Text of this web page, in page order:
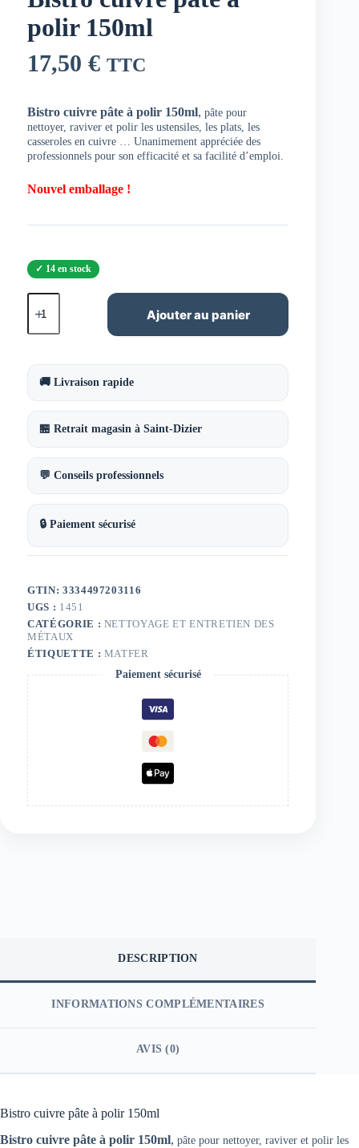
polir 150ml
17,50 € TTC
Bistro cuivre pâte à polir 150ml, pâte pour
nettoyer, raviver et polir les ustensiles, les plats, les
casseroles en cuivre … Unanimement appréciée des
professionnels pour son efficacité et sa facilité d’emploi.
Nouvel emballage !
14 en stock
quantité
de
à
polir
150ml
Ajouter au panier
🚚 Livraison rapide
🏪 Retrait magasin à Saint-Dizier
💬 Conseils professionnels
🔒 Paiement sécurisé
GTIN: 3334497203116
UGS : 1451
CATÉGORIE : NETTOYAGE ET ENTRETIEN DES
MÉTAUX
ÉTIQUETTE : MATFER
Paiement sécurisé
DESCRIPTION
INFORMATIONS COMPLÉMENTAIRES
AVIS (0)
Bistro cuivre pâte à polir 150ml
Bistro cuivre pâte à polir 150ml, pâte pour nettoyer, raviver et polir les